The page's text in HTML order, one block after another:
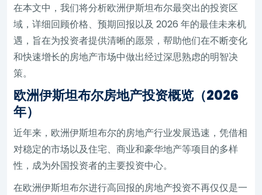
在本文中，我们将分析欧洲伊斯坦布尔最突出的投资区
域，详细回顾价格、预期回报以及 2026 年的最佳未来机
遇，旨在为投资者提供清晰的愿景，帮助他们在不断变化
和快速增长的房地产市场中做出经过深思熟虑的明智决
策。
欧洲伊斯坦布尔房地产投资概览（2026
年）
近年来，欧洲伊斯坦布尔的房地产行业发展迅速，凭借相
对稳定的市场以及住宅、商业和豪华地产等项目的多样
性，成为外国投资者的主要投资中心。
在欧洲伊斯坦布尔进行高回报的房地产投资不再仅仅是一